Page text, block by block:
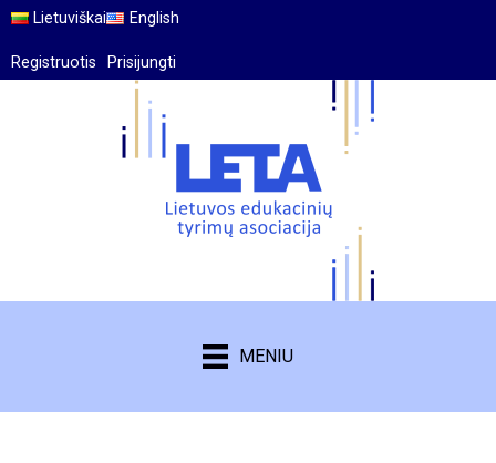
Lietuviškai English
Registruotis Prisijungti
MENIU